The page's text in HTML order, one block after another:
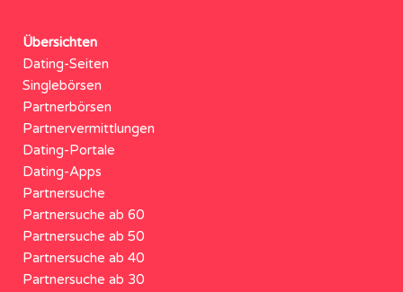
Übersichten
Dating-Seiten
Singlebörsen
Partnerbörsen
Partnervermittlungen
Dating-Portale
Dating-Apps
Partnersuche
Partnersuche ab 60
Partnersuche ab 50
Partnersuche ab 40
Partnersuche ab 30